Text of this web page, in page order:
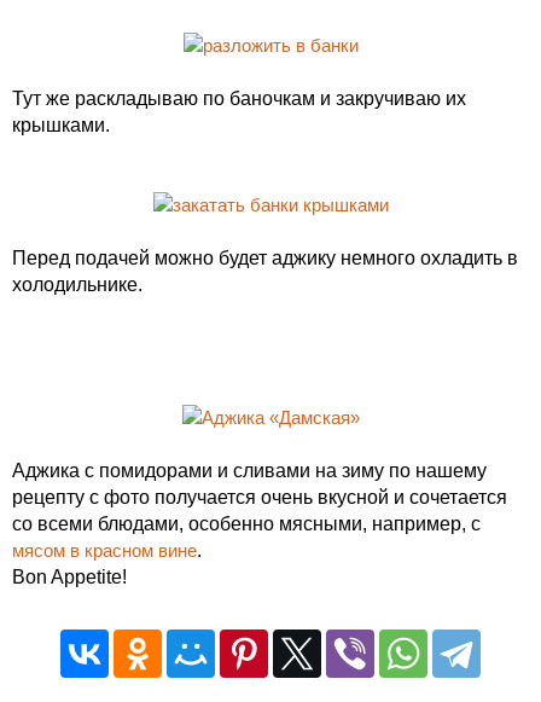
Тут же раскладываю по баночкам и закручиваю их
крышками.
Перед подачей можно будет аджику немного охладить в
холодильнике.
Аджика с помидорами и сливами на зиму по нашему
рецепту с фото получается очень вкусной и сочетается
со всеми блюдами, особенно мясными, например, с
мясом в красном вине.
Bon Appetite!